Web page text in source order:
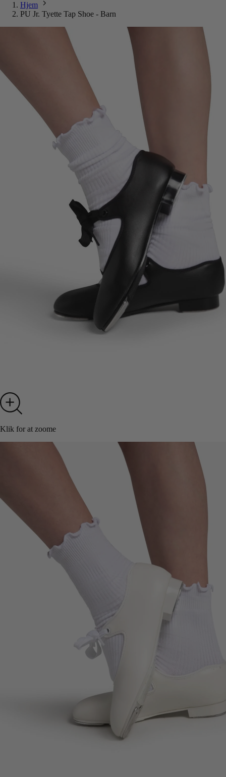
Hjem
PU Jr. Tyette Tap Shoe - Barn
Klik for at zoome